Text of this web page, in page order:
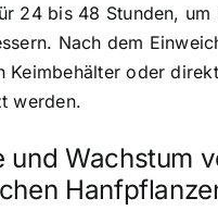
24 bis 48 Stunden, um
Nach dem
Keimbehälter oder
werden.
und Wachstum